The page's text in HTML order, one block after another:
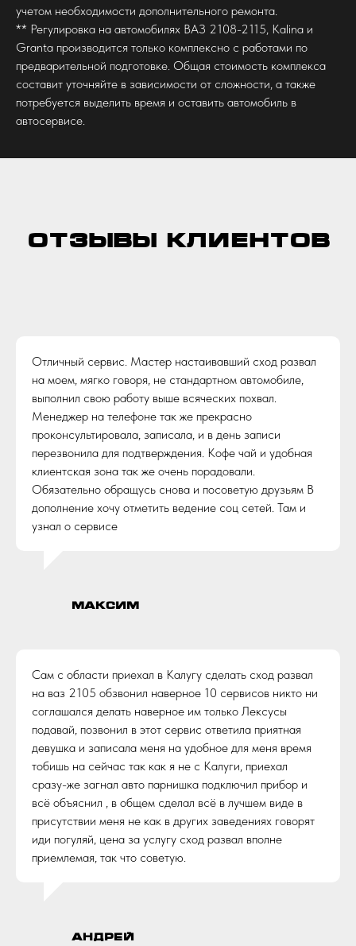
учетом необходимости дополнительного ремонта.
** Регулировка на автомобилях ВАЗ 2108-2115, Kalina и
Granta производится только комплексно с работами по
предварительной подготовке. Общая стоимость комплекса
составит уточняйте в зависимости от сложности, а также
потребуется выделить время и оставить автомобиль в
автосервисе.
ОТЗЫВЫ КЛИЕНТОВ
Отличный сервис. Мастер настаивавший сход развал
на моем, мягко говоря, не стандартном автомобиле,
выполнил свою работу выше всяческих похвал.
Менеджер на телефоне так же прекрасно
проконсультировала, записала, и в день записи
перезвонила для подтверждения. Кофе чай и удобная
клиентская зона так же очень порадовали.
Обязательно обращусь снова и посоветую друзьям В
дополнение хочу отметить ведение соц сетей. Там и
узнал о сервисе
Максим
Сам с области приехал в Калугу сделать сход развал
на ваз 2105 обзвонил наверное 10 сервисов никто ни
соглашался делать наверное им только Лексусы
подавай, позвонил в этот сервис ответила приятная
девушка и записала меня на удобное для меня время
тобишь на сейчас так как я не с Калуги, приехал
сразу-же загнал авто парнишка подключил прибор и
всё объяснил , в общем сделал всё в лучшем виде в
присутствии меня не как в других заведениях говорят
иди погуляй, цена за услугу сход развал вполне
приемлемая, так что советую.
Андрей